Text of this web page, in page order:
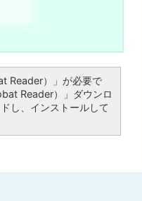
Reader）」が必要で
Reader）」ダウンロ
し、インストールして